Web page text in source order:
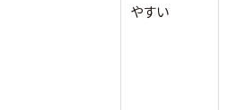
やすい